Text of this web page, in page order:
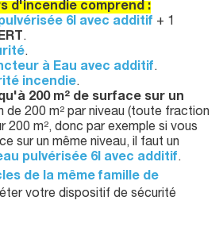
d'incendie comprend :
6l avec additif + 1
.
.
à Eau avec additif.
incendie.
200 m² de surface sur un
de 200 m² par niveau (toute fraction
200 m², donc par exemple si vous
sur un même niveau, il faut un
pulvérisée 6l avec additif.
de la même famille de
votre dispositif de sécurité